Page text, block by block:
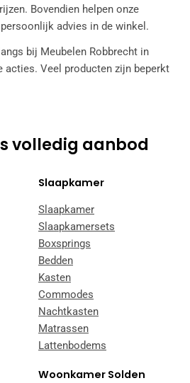
Bovendien helpen onze
advies in de winkel.
bij Meubelen Robbrecht in
acties. Veel producten zijn beperkt
volledig aanbod
Slaapkamer
Slaapkamer
Slaapkamersets
Boxsprings
Bedden
Kasten
Commodes
Nachtkasten
Matrassen
Lattenbodems
Woonkamer Solden